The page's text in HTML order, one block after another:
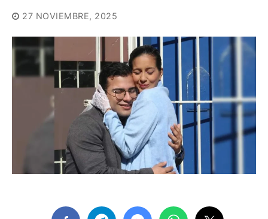
27 NOVIEMBRE, 2025